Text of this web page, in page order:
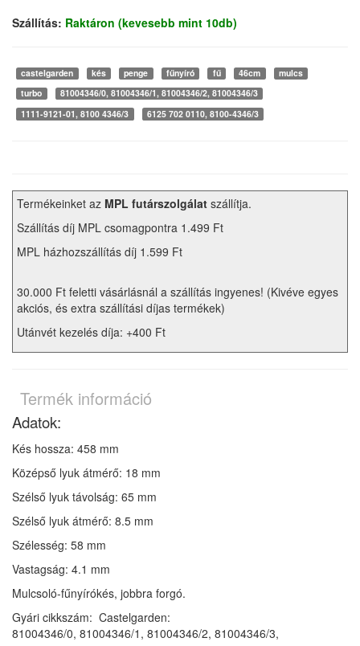
Szállítás: Raktáron (kevesebb mint 10db)
castelgarden kés penge fűnyíró fű 46cm
mulcs
turbo
81004346/0, 81004346/1, 81004346/2, 81004346/3
1111-9121-01, 8100 4346/3
6125 702 0110, 8100-4346/3
Termékeinket az MPL futárszolgálat szállítja.
Szállítás díj MPL csomagpontra 1.499 Ft
MPL házhozszállítás díj 1.599 Ft
30.000 Ft feletti vásárlásnál a szállítás ingyenes! (Kivéve egyes
akciós, és extra szállítási díjas termékek)
Utánvét kezelés díja: +400 Ft
Termék információ
Adatok:
Kés hossza: 458 mm
Középső lyuk átmérő: 18 mm
Szélső lyuk távolság: 65 mm
Szélső lyuk átmérő: 8.5 mm
Szélesség: 58 mm
Vastagság: 4.1 mm
Mulcsoló-fűnyírókés, jobbra forgó.
Gyári cikkszám: Castelgarden:
81004346/0, 81004346/1, 81004346/2, 81004346/3,